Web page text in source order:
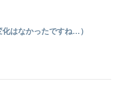
化はなかったですね…）